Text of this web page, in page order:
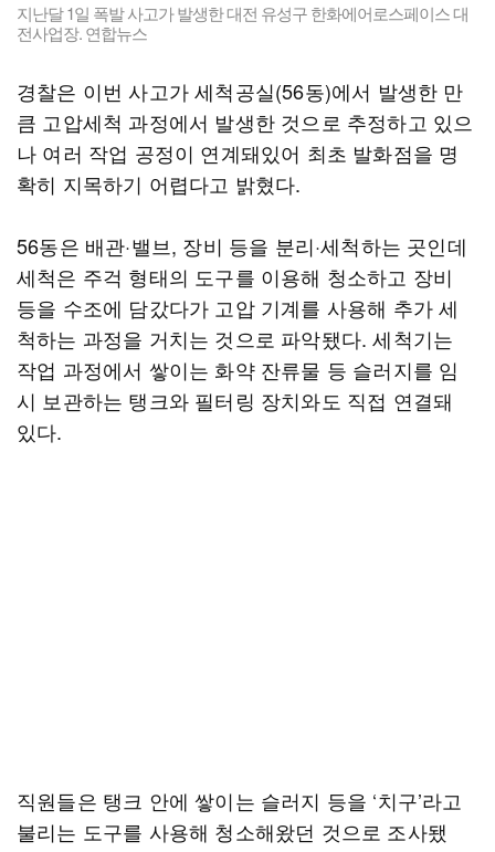
지난달 1일 폭발 사고가 발생한 대전 유성구 한화에어로스페이스 대
전사업장. 연합뉴스
경찰은 이번 사고가 세척공실(56동)에서 발생한 만
큼 고압세척 과정에서 발생한 것으로 추정하고 있으
나 여러 작업 공정이 연계돼있어 최초 발화점을 명
확히 지목하기 어렵다고 밝혔다.
56동은 배관·밸브, 장비 등을 분리·세척하는 곳인데
세척은 주걱 형태의 도구를 이용해 청소하고 장비
등을 수조에 담갔다가 고압 기계를 사용해 추가 세
척하는 과정을 거치는 것으로 파악됐다. 세척기는
작업 과정에서 쌓이는 화약 잔류물 등 슬러지를 임
시 보관하는 탱크와 필터링 장치와도 직접 연결돼
있다.
직원들은 탱크 안에 쌓이는 슬러지 등을 ‘치구’라고
불리는 도구를 사용해 청소해왔던 것으로 조사됐